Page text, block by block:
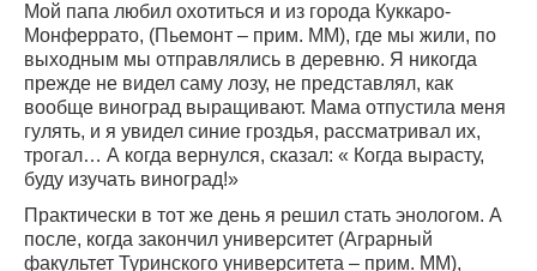
Мой папа любил охотиться и из города Куккаро-
Монферрато, (Пьемонт – прим. ММ), где мы жили, по
выходным мы отправлялись в деревню. Я никогда
прежде не видел саму лозу, не представлял, как
вообще виноград выращивают. Мама отпустила меня
гулять, и я увидел синие гроздья, рассматривал их,
трогал… А когда вернулся, сказал: « Когда вырасту,
буду изучать виноград!»
Практически в тот же день я решил стать энологом. А
после, когда закончил университет (Аграрный
факультет Туринского университета – прим. ММ),